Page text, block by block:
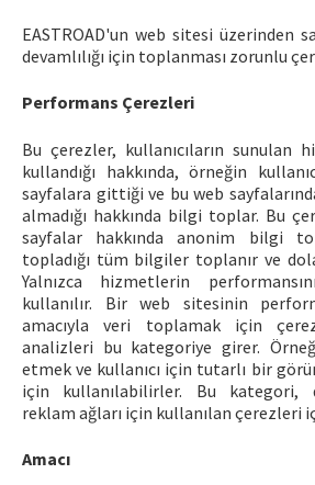
EASTROAD'un web sitesi üzerinden
devamlılığı için toplanması zorunlu
Performans Çerezleri
Bu çerezler, kullanıcıların sunulan
kullandığı hakkında, örneğin
sayfalara gittiği ve bu web
almadığı hakkında bilgi toplar. Bu
sayfalar hakkında anonim bilgi
topladığı tüm bilgiler toplanır ve
Yalnızca hizmetlerin
kullanılır. Bir web sitesinin
amacıyla veri toplamak için
analizleri bu kategoriye girer.
etmek ve kullanıcı için tutarlı bir
için kullanılabilirler. Bu kategori,
reklam ağları için kullanılan çerezleri
Amacı